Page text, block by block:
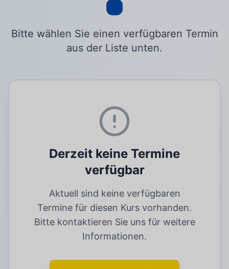
Bitte wählen Sie einen verfügbaren Termin
aus der Liste unten.
Derzeit keine Termine
verfügbar
Aktuell sind keine verfügbaren
Termine für diesen Kurs vorhanden.
Bitte kontaktieren Sie uns für weitere
Informationen.